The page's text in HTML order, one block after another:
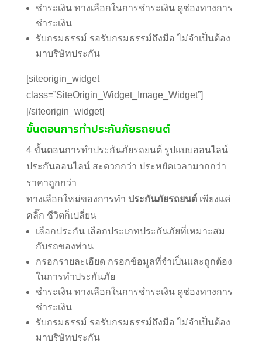
ชำระเงิน ทางเลือกในการชำระเงิน ดูช่องทางการ
ชำระเงิน
รับกรมธรรม์ รอรับกรมธรรม์ถึงมือ ไม่จำเป็นต้อง
มาบริษัทประกัน
[siteorigin_widget
class=”SiteOrigin_Widget_Image_Widget”]
[/siteorigin_widget]
ขั้นตอนการทำประกันภัยรถยนต์
4 ขั้นตอนการทำประกันภัยรถยนต์ รูปแบบออนไลน์
ประกันออนไลน์ สะดวกกว่า ประหยัดเวลามากกว่า
ราคาถูกกว่า
ทางเลือกใหม่ของการทำ ประกันภัยรถยนต์เพียงแค่
คลิ๊ก ชีวิตก็เปลี่ยน
เลือกประกัน เลือกประเภทประกันภัยที่เหมาะสม
กับรถของท่าน
กรอกรายละเอียด กรอกข้อมูลที่จำเป็นและถูกต้อง
ในการทำประกันภัย
ชำระเงิน ทางเลือกในการชำระเงิน ดูช่องทางการ
ชำระเงิน
รับกรมธรรม์ รอรับกรมธรรม์ถึงมือ ไม่จำเป็นต้อง
มาบริษัทประกัน